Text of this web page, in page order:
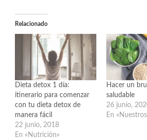
Relacionado
Dieta detox 1 día:
itinerario para comenzar
con tu dieta detox de
manera fácil
22 junio, 2018
En «Nutrición»
Hacer un
saludable
26 junio,
En